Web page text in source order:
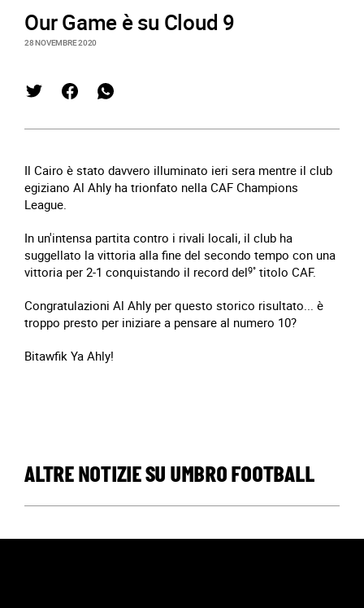
Our Game è su Cloud 9
28 NOVEMBRE 2020
Il Cairo è stato davvero illuminato ieri sera mentre il club
egiziano Al Ahly ha trionfato nella CAF Champions
League.
In un'intensa partita contro i rivali locali, il club ha
suggellato la vittoria alla fine del secondo tempo con una
vittoria per 2-1 conquistando il record del9° titolo CAF.
Congratulazioni Al Ahly per questo storico risultato... è
troppo presto per iniziare a pensare al numero 10?
Bitawfik Ya Ahly!
ALTRE NOTIZIE SU UMBRO FOOTBALL